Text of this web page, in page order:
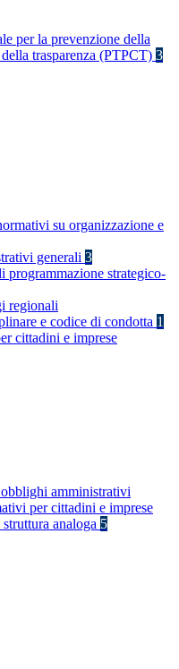
per la prevenzione della
trasparenza (PTPCT) 3
su organizzazione e
generali 3
programmazione strategico-
regionali
e codice di condotta 1
cittadini e imprese
amministrativi
per cittadini e imprese
analoga 5